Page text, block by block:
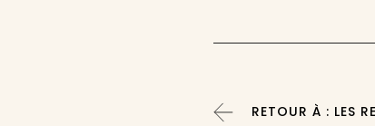
RETOUR À : LES